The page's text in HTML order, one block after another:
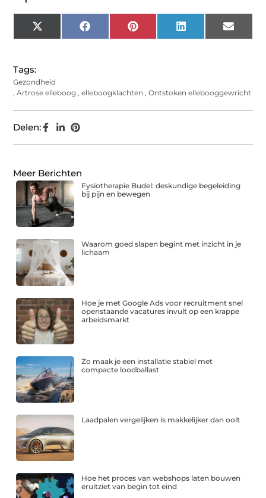
X
(Twitter)
Facebook Pinterest LinkedIn Email
Tags:
Gezondheid
,Artrose elleboog ,elleboogklachten ,Ontstoken ellebooggewricht
Delen:
Meer Berichten
Fysiotherapie Budel: deskundige begeleiding
bij pijn en bewegen
Waarom goed slapen begint met inzicht in je
lichaam
Hoe je met Google Ads voor recruitment snel
openstaande vacatures invult op een krappe
arbeidsmarkt
Zo maak je een installatie stabiel met
compacte loodballast
Laadpalen vergelijken is makkelijker dan ooit
Hoe het proces van webshops laten bouwen
eruitziet van begin tot eind